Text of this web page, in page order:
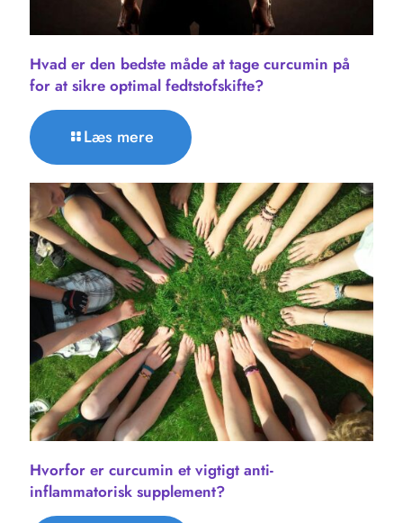
Hvad er den bedste måde at tage curcumin på
for at sikre optimal fedtstofskifte?
Læs mere
Hvorfor er curcumin et vigtigt anti-
inflammatorisk supplement?